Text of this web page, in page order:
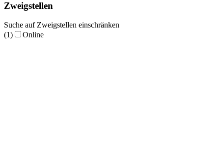
Zweigstellen
Suche auf Zweigstellen einschränken
(1)
Online